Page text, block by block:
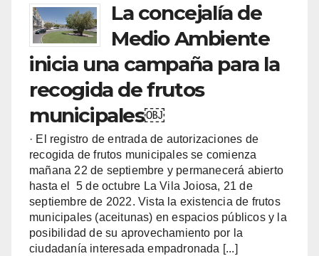
La concejalía de
Medio Ambiente
inicia una campaña para la
recogida de frutos
municipales￼
· El registro de entrada de autorizaciones de
recogida de frutos municipales se comienza
mañana 22 de septiembre y permanecerá abierto
hasta el 5 de octubre La Vila Joiosa, 21 de
septiembre de 2022. Vista la existencia de frutos
municipales (aceitunas) en espacios públicos y la
posibilidad de su aprovechamiento por la
ciudadanía interesada empadronada [...]